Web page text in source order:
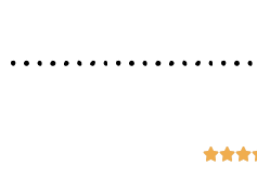
